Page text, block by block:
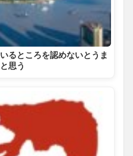
るところを認めないとうま
思う